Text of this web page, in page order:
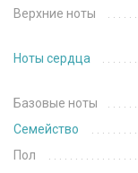
Верхние ноты
Ноты сердца
Базовые ноты
Семейство
Пол